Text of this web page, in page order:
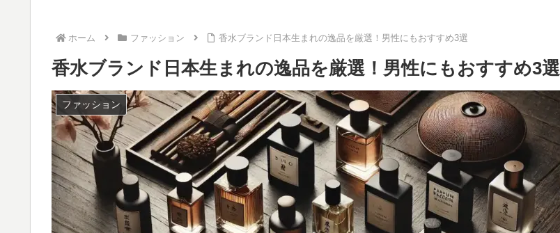
ホーム ファッション 香水ブランド日本生まれの逸品を厳選！男性にもおすすめ3選
香水ブランド日本生まれの逸品を厳選！男性にもおすすめ3選
ファッション